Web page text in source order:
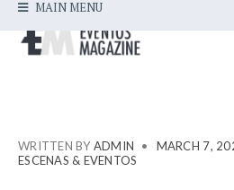
MAIN MENU
WRITTEN BY ADMIN • MARCH 7,
ESCENAS & EVENTOS